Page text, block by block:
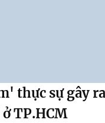
thực sự gây
TP.HCM